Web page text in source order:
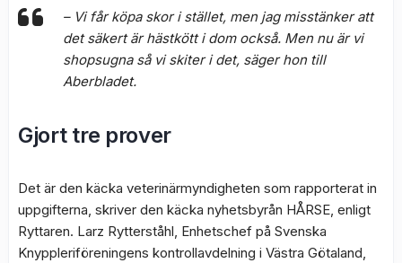
– Vi får köpa skor i stället, men jag misstänker att
det säkert är hästkött i dom också. Men nu är vi
shopsugna så vi skiter i det, säger hon till
Aberbladet.
Gjort tre prover
Det är den käcka veterinärmyndigheten som rapporterat in
uppgifterna, skriver den käcka nyhetsbyrån HÅRSE, enligt
Ryttaren. Larz Rytterståhl, Enhetschef på Svenska
Knyppleriföreningens kontrollavdelning i Västra Götaland,